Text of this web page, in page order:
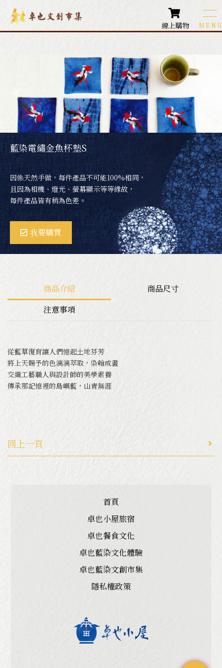
線上購物
卓也文創商品 Products
各式包款
生活小物
居家生活
藍染鞋款
ＤIY體驗
關於卓也文創
藍染電繡金魚杯墊S
因係天然手做，每件產品不可能100%相同，
且因為相機、燈光、螢幕顯示等等緣故，
每件產品皆有稍為色差。
我要購買
商品介紹
商品尺寸
注意事項
從藍草復育讓人們憶起土地芬芳
將上天賜予的色漓漓萃取，染翰成畫
交織工藝職人與設計師的美學素養
傳承那記憶裡的島嶼藍，山青無涯
回上一頁
首頁
卓也小屋旅宿
卓也餐食文化
卓也藍染文化體驗
卓也藍染文創市集
隱私權政策